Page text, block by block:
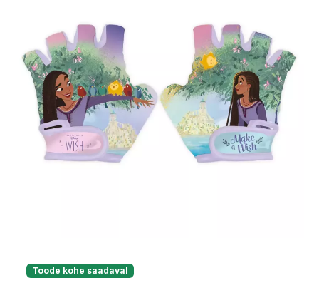
Toode kohe saadaval